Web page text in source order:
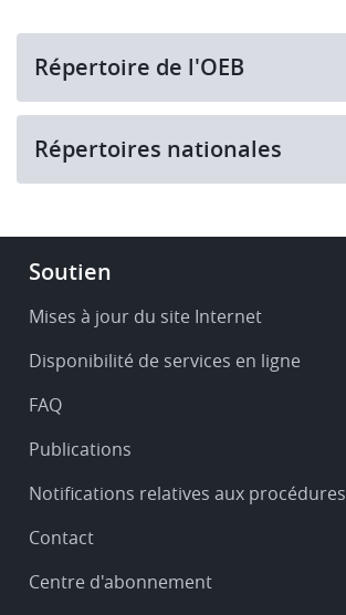
Répertoire de l'OEB
Répertoires nationales
Footer
Service
support
Soutien
Mises à jour du site Internet
Disponibilité de services en ligne
FAQ
Publications
Notifications relatives aux procédures
Contact
Centre d'abonnement